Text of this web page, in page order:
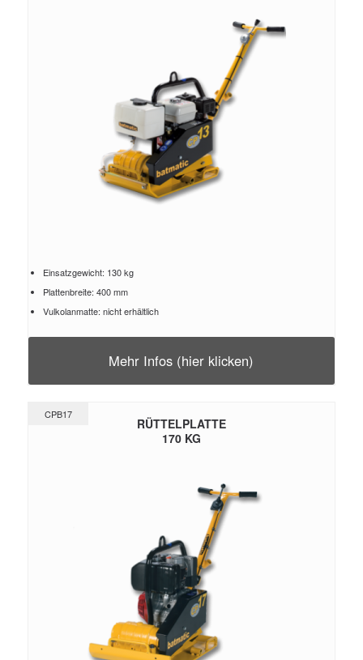
Einsatzgewicht: 130 kg
Plattenbreite: 400 mm
Vulkolanmatte: nicht erhältlich
Mehr Infos (hier klicken)
CPB17
RÜTTELPLATTE
170 KG